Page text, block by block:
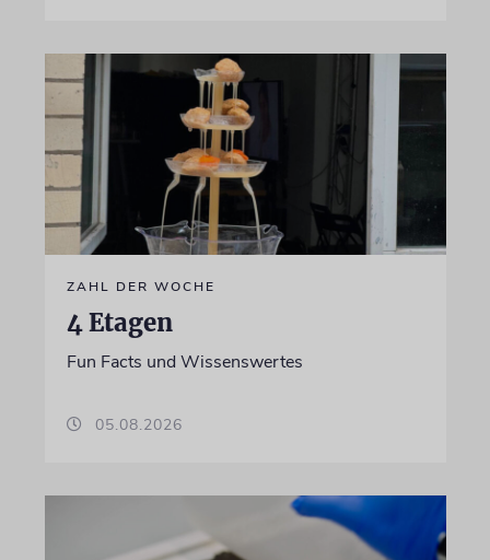
ZAHL DER WOCHE
4 Etagen
Fun Facts und Wissenswertes
05.08.2026